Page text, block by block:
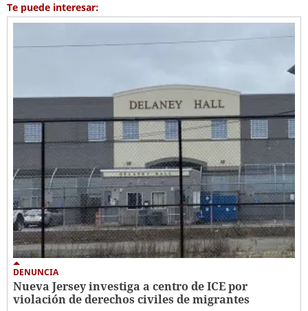
Te puede interesar:
DENUNCIA
Nueva Jersey investiga a centro de ICE por
violación de derechos civiles de migrantes